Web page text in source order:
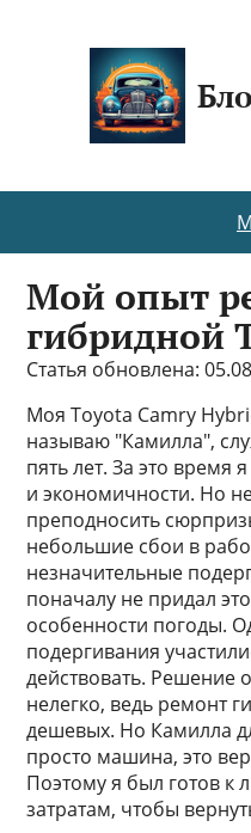
Мой опыт
гибридной
Статья обновлена:
Моя Toyota Camry
называю "Камилла",
пять лет. За это время
и экономичности. Но
преподносить
небольшие сбои в
незначительные
поначалу не придал
особенности погоды.
подергивания
действовать. Решение
нелегко, ведь ремонт
дешевых. Но Камилла
просто машина, это
Поэтому я был готов к
затратам, чтобы